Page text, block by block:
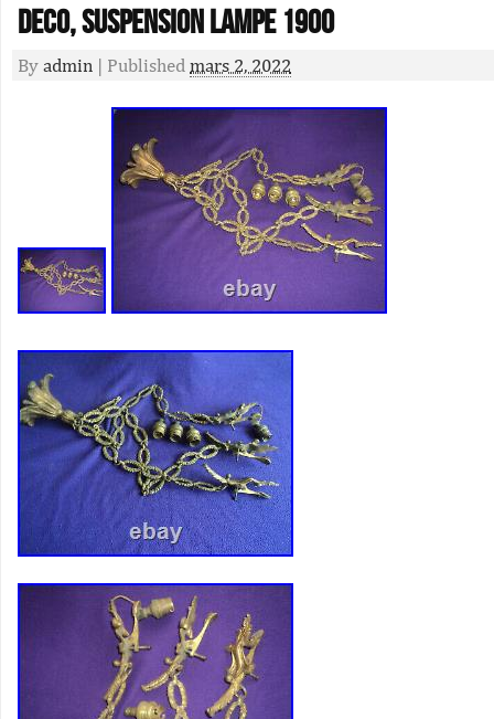
deco, suspension lampe 1900
By admin | Published mars 2, 2022